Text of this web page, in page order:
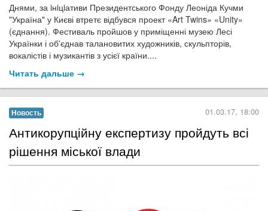
Днями, за iнiцiативи Президентського Фонду Леоніда Кучми
"Україна" у Києві втретє відбувся проект «Art Twins» «Unity»
(єднання). Фестиваль пройшов у приміщенні музею Лесі
Українки і об'єднав талановитих художників, скульпторів,
вокалістів і музикантів з усієї країни....
Читать дальше →
Новость 01.03.17, 18:00
Антикорупційну експертизу пройдуть всі
рішення міської влади